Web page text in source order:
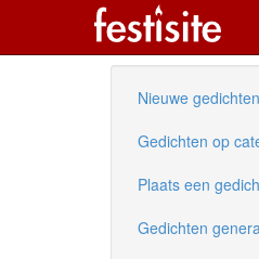
Nieuwe gedichten
Gedichten op
Plaats een
Gedichten